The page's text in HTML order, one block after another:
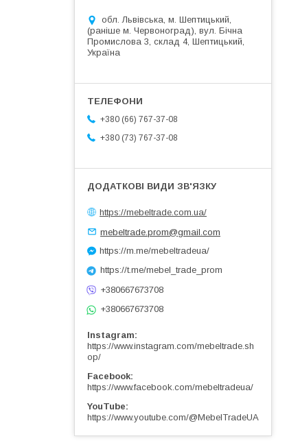
обл. Львівська, м. Шептицький,
(раніше м. Червоноград), вул. Бічна
Промислова 3, склад 4, Шептицький,
Україна
+380 (66) 767-37-08
+380 (73) 767-37-08
https://mebeltrade.com.ua/
mebeltrade.prom@gmail.com
https://m.me/mebeltradeua/
https://t.me/mebel_trade_prom
+380667673708
+380667673708
Instagram
https://www.instagram.com/mebeltrade.sh
op/
Facebook
https://www.facebook.com/mebeltradeua/
YouTube
https://www.youtube.com/@MebelTradeUA